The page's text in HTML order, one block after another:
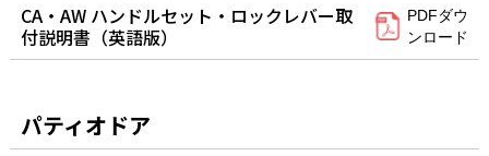
CA・AW ハンドルセット・ロックレバー取
付説明書（英語版）
PDFダウ
ンロード
パティオドア